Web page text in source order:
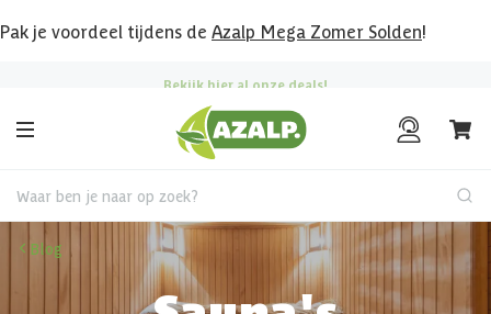
Pak je voordeel tijdens de Azalp Mega Zomer Solden!
Waar ben je naar op zoek?
Blog